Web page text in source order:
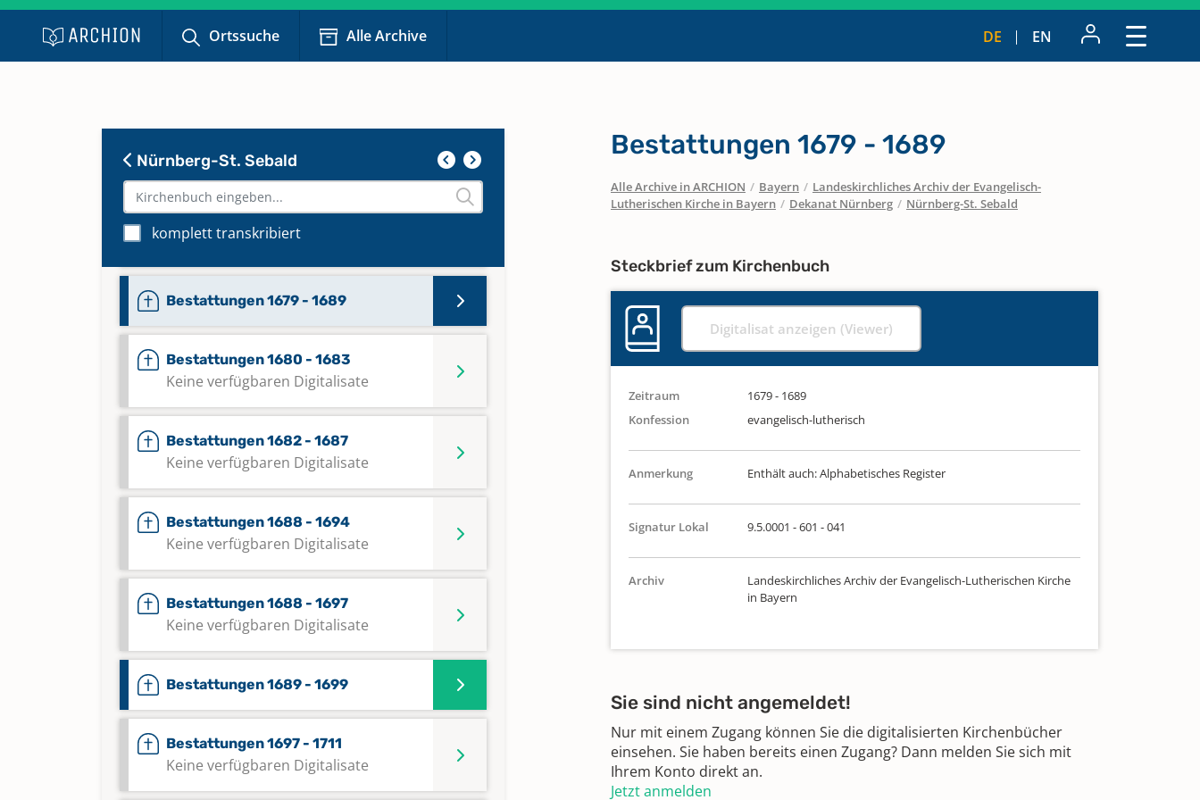
Ortssuche Alle Archive DE EN
Nürnberg-St. Sebald
komplett transkribiert
Keine verfügbaren Digitalisate
Bestattungen 1674 - 1687
Keine verfügbaren Digitalisate
Bestattungen 1679 - 1689
Bestattungen 1680 - 1683
Keine verfügbaren Digitalisate
Bestattungen 1682 - 1687
Keine verfügbaren Digitalisate
Bestattungen 1688 - 1694
Keine verfügbaren Digitalisate
Bestattungen 1688 - 1697
Keine verfügbaren Digitalisate
Bestattungen 1689 - 1699
Bestattungen 1697 - 1711
Keine verfügbaren Digitalisate
Bestattungen 1679 - 1689
Alle Archive in ARCHION / Bayern / Landeskirchliches Archiv der Evangelisch-
Lutherischen Kirche in Bayern / Dekanat Nürnberg / Nürnberg-St. Sebald
Steckbrief zum Kirchenbuch
Digitalisat anzeigen (Viewer)
Zeitraum
1679 - 1689
Konfession
evangelisch-lutherisch
Anmerkung Enthält auch: Alphabetisches Register
Signatur Lokal 9.5.0001 - 601 - 041
Archiv
Landeskirchliches Archiv der Evangelisch-Lutherischen Kirche
in Bayern
Sie sind nicht angemeldet!
Nur mit einem Zugang können Sie die digitalisierten Kirchenbücher
einsehen. Sie haben bereits einen Zugang? Dann melden Sie sich mit
Ihrem Konto direkt an.
Jetzt anmelden